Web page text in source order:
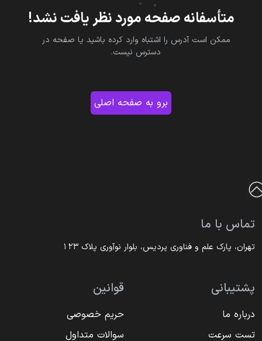
متأسفانه صفحه مورد نظر یافت نشد!
ممکن است آدرس را اشتباه وارد کرده باشید یا صفحه در
دسترس نیست.
برو به صفحه اصلی
تماس با ما
تهران، پارک علم و فناوری پردیس، بلوار نوآوری پلاک ۱۲۳
پشتیبانی
درباره ما
تست سرعت
قوانین
حریم خصوصی
سوالات متداول